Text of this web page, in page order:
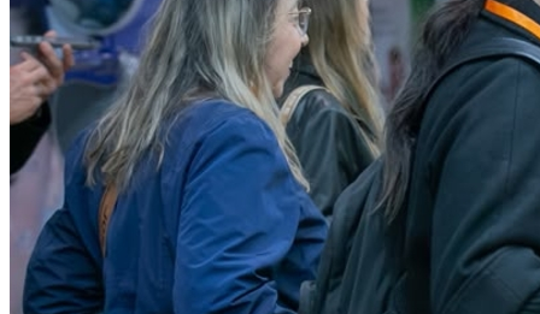
Internacional